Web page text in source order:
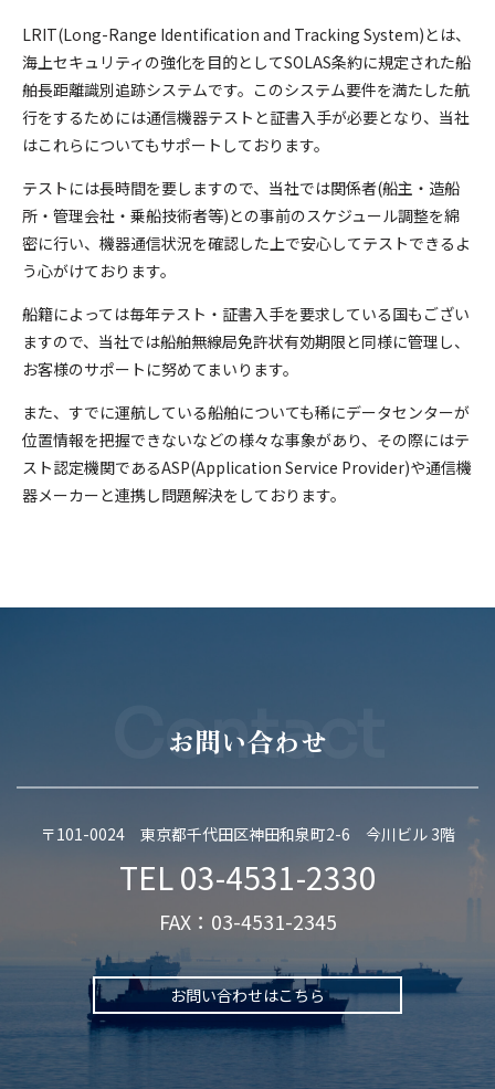
LRIT(Long-Range Identification and Tracking System)とは、
海上セキュリティの強化を目的としてSOLAS条約に規定された船
舶長距離識別追跡システムです。このシステム要件を満たした航
行をするためには通信機器テストと証書入手が必要となり、当社
はこれらについてもサポートしております。
テストには長時間を要しますので、当社では関係者(船主・造船
所・管理会社・乗船技術者等)との事前のスケジュール調整を綿
密に行い、機器通信状況を確認した上で安心してテストできるよ
う心がけております。
船籍によっては毎年テスト・証書入手を要求している国もござい
ますので、当社では船舶無線局免許状有効期限と同様に管理し、
お客様のサポートに努めてまいります。
また、すでに運航している船舶についても稀にデータセンターが
位置情報を把握できないなどの様々な事象があり、その際にはテ
スト認定機関であるASP(Application Service Provider)や通信機
器メーカーと連携し問題解決をしております。
Contact
お問い合わせ
〒101-0024 東京都千代田区神田和泉町2-6 今川ビル 3階
TEL03-4531-2330
FAX：03-4531-2345
お問い合わせはこちら